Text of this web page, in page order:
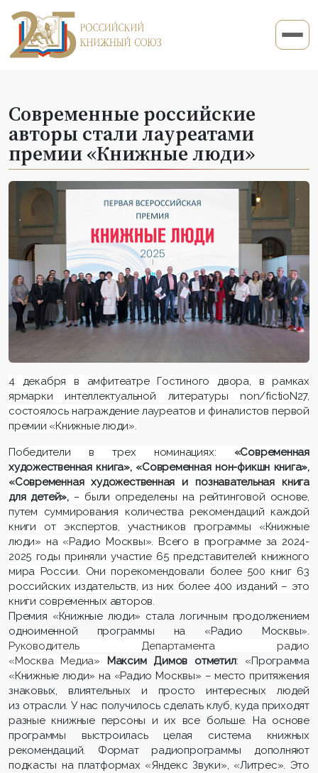
Современные российские
авторы стали лауреатами
премии «Книжные люди»
4 декабря в амфитеатре Гостиного двора, в рамках
ярмарки интеллектуальной литературы non/fictioN27,
состоялось награждение лауреатов и финалистов первой
премии «Книжные люди».
Победители в трех номинациях: «Современная
художественная книга», «Современная нон-фикшн книга»,
«Современная художественная и познавательная книга
для детей», – были определены на рейтинговой основе,
путем суммирования количества рекомендаций каждой
книги от экспертов, участников программы «Книжные
люди» на «Радио Москвы». Всего в программе за 2024-
2025 годы приняли участие 65 представителей книжного
мира России. Они порекомендовали более 500 книг 63
российских издательств, из них более 400 изданий – это
книги современных авторов.
Премия «Книжные люди» стала логичным продолжением
одноименной программы на «Радио Москвы».
Руководитель Департамента радио
«Москва Медиа»
Максим Димов отметил: «Программа
«Книжные люди» на «Радио Москвы» – место притяжения
знаковых, влиятельных и просто интересных людей
из отрасли. У нас получилось сделать клуб, куда приходят
разные книжные персоны и их все больше. На основе
программы выстроилась целая система книжных
рекомендаций. Формат радиопрограммы дополняют
подкасты на платформах «Яндекс Звуки», «Литрес». Это